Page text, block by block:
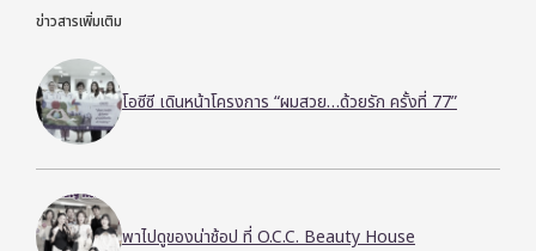
ข่าวสารเพิ่มเติม
โอซีซี เดินหน้าโครงการ “ผมสวย…ด้วยรัก ครั้งที่ 77”
พาไปดูของน่าช้อป ที่ O.C.C. Beauty House